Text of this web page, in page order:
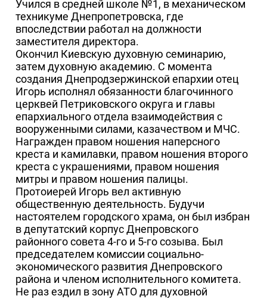
Учился в средней школе №1, в механическом
техникуме Днепропетровска, где
впоследствии работал на должности
заместителя директора.
Окончил Киевскую духовную семинарию,
затем духовную академию. С момента
создания Днепродзержинской епархии отец
Игорь исполнял обязанности благочинного
церквей Петриковского округа и главы
епархиального отдела взаимодействия с
вооруженными силами, казачеством и МЧС.
Награжден правом ношения наперсного
креста и камилавки, правом ношения второго
креста с украшениями, правом ношения
митры и правом ношения палицы.
Протоиерей Игорь вел активную
общественную деятельность. Будучи
настоятелем городского храма, он был избран
в депутатский корпус Днепровского
районного совета 4-го и 5-го созыва. Был
председателем комиссии социально-
экономического развития Днепровского
района и членом исполнительного комитета.
Не раз ездил в зону АТО для духовной